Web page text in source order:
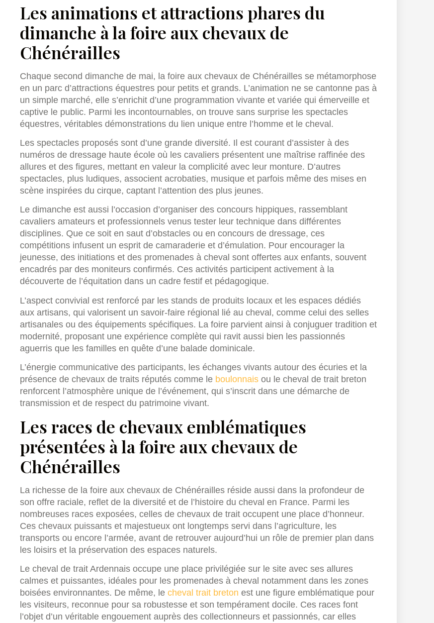
Les animations et attractions phares du
dimanche à la foire aux chevaux de
Chénérailles
Chaque second dimanche de mai, la foire aux chevaux de Chénérailles se métamorphose
en un parc d’attractions équestres pour petits et grands. L’animation ne se cantonne pas à
un simple marché, elle s’enrichit d’une programmation vivante et variée qui émerveille et
captive le public. Parmi les incontournables, on trouve sans surprise les spectacles
équestres, véritables démonstrations du lien unique entre l’homme et le cheval.
Les spectacles proposés sont d’une grande diversité. Il est courant d’assister à des
numéros de dressage haute école où les cavaliers présentent une maîtrise raffinée des
allures et des figures, mettant en valeur la complicité avec leur monture. D’autres
spectacles, plus ludiques, associent acrobaties, musique et parfois même des mises en
scène inspirées du cirque, captant l’attention des plus jeunes.
Le dimanche est aussi l’occasion d’organiser des concours hippiques, rassemblant
cavaliers amateurs et professionnels venus tester leur technique dans différentes
disciplines. Que ce soit en saut d’obstacles ou en concours de dressage, ces
compétitions infusent un esprit de camaraderie et d’émulation. Pour encourager la
jeunesse, des initiations et des promenades à cheval sont offertes aux enfants, souvent
encadrés par des moniteurs confirmés. Ces activités participent activement à la
découverte de l’équitation dans un cadre festif et pédagogique.
L’aspect convivial est renforcé par les stands de produits locaux et les espaces dédiés
aux artisans, qui valorisent un savoir-faire régional lié au cheval, comme celui des selles
artisanales ou des équipements spécifiques. La foire parvient ainsi à conjuguer tradition et
modernité, proposant une expérience complète qui ravit aussi bien les passionnés
aguerris que les familles en quête d’une balade dominicale.
L’énergie communicative des participants, les échanges vivants autour des écuries et la
présence de chevaux de traits réputés comme le boulonnais ou le cheval de trait breton
renforcent l’atmosphère unique de l’événement, qui s’inscrit dans une démarche de
transmission et de respect du patrimoine vivant.
Les races de chevaux emblématiques
présentées à la foire aux chevaux de
Chénérailles
La richesse de la foire aux chevaux de Chénérailles réside aussi dans la profondeur de
son offre raciale, reflet de la diversité et de l’histoire du cheval en France. Parmi les
nombreuses races exposées, celles de chevaux de trait occupent une place d’honneur.
Ces chevaux puissants et majestueux ont longtemps servi dans l’agriculture, les
transports ou encore l’armée, avant de retrouver aujourd’hui un rôle de premier plan dans
les loisirs et la préservation des espaces naturels.
Le cheval de trait Ardennais occupe une place privilégiée sur le site avec ses allures
calmes et puissantes, idéales pour les promenades à cheval notamment dans les zones
boisées environnantes. De même, le cheval trait breton est une figure emblématique pour
les visiteurs, reconnue pour sa robustesse et son tempérament docile. Ces races font
l’objet d’un véritable engouement auprès des collectionneurs et passionnés, car elles